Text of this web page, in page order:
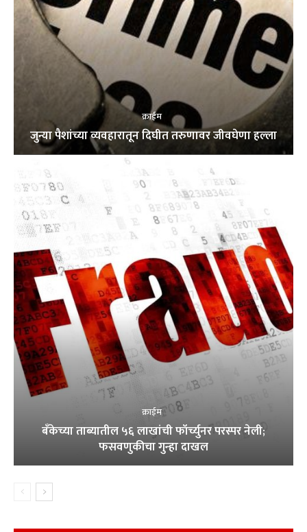
क्राईम
जुन्या पैशांच्या व्यवहारातून दिघीत तरुणावर जीवघेणा हल्ला
क्राईम
बँकेच्या ताब्यातील ५६ लाखांची फॉर्च्युनर परस्पर नेली;
फसवणुकीचा गुन्हा दाखल